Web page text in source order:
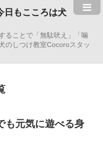
日もこころは犬
ることで「無駄吠え」「噛
のしつけ教室Cocoroスタッ
も元気に遊べる身